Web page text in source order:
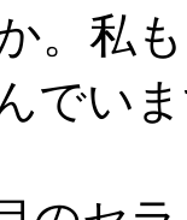
。私
でい